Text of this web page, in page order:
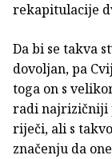
rekapitulacije
Da bi se takva
dovoljan, pa
toga on s
radi najrizičniji
riječi, ali s
značenju da